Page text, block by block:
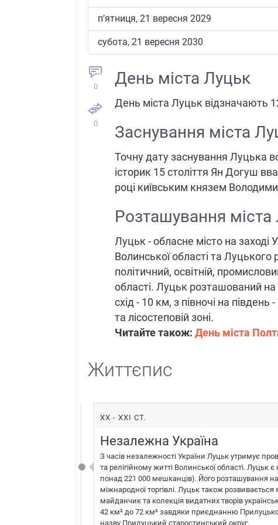
пʼятниця, 21 вересня 2029
субота, 21 вересня 2030
0
0
День міста Луцьк
День міста Луцьк відзначають
Заснування міста
Точну дату заснування Луцька
історик 15 століття Ян Догуш
році київським князем
Розташування міста
Луцьк - обласне місто на заході
Волинської області та Луцького
політичний, освітній,
області. Луцьк розташований на
схід - 10 км, з півночі на
та лісостеповій зоні.
Читайте також: День міста
Життєпис
XX - XXI СТ.
Незалежна Україна
З часів незалежності України Луцьк утримує
та релігійному житті Волинської області. Луцьк
понад 221 000 мешканців). Його розташування
міжнародної торгівлі. Луцьк також
майданчик та колекція видатних творів
42 км² до 72 км² завдяки приєднанню
назву Прилуцький старостинський округ.